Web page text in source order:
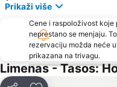
Toska
Kavala International
Astrida
Kazaviti
Atspas
Prikaži više
Cene i raspoloživost koje
neprestano se menjaju.
rezervaciju možda neće
prikazana na trivagu.
Limenas - Tasos: